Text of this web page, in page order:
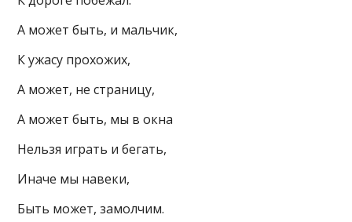
А может быть, и мальчик,
К ужасу прохожих,
А может, не страницу,
А может быть, мы в окна
Нельзя играть и бегать,
Иначе мы навеки,
Быть может, замолчим.